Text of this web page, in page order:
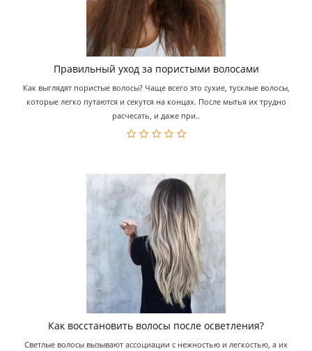
Правильный уход за пористыми волосами
Как выглядят пористые волосы? Чаще всего это сухие, тусклые волосы,
которые легко путаются и секутся на концах. После мытья их трудно
расчесать, и даже при..
Как восстановить волосы после осветления?
Светлые волосы вызывают ассоциации с нежностью и легкостью, а их